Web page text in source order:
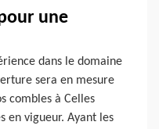
une
dans le domaine
sera en mesure
combles à Celles
en vigueur. Ayant les